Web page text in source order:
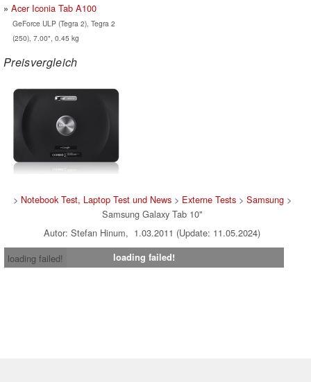
Acer Iconia Tab A100
GeForce ULP (Tegra 2), Tegra 2
(250), 7.00", 0.45 kg
Preisvergleich
> Notebook Test, Laptop Test und News> Externe Tests> Samsung>
Samsung Galaxy Tab 10"
Autor: Stefan Hinum, 1.03.2011 (Update: 11.05.2024)
loading failed!
loading failed!